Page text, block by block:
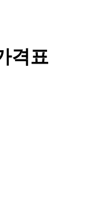
격표